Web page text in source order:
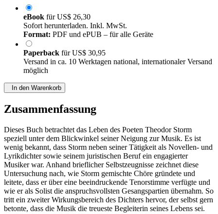
eBook fürUS$ 26,30
Sofort herunterladen. Inkl. MwSt.
Format: PDF und ePUB – für alle Geräte
Paperback fürUS$ 30,95
Versand in ca. 10 Werktagen national, internationaler Versand
möglich
In den Warenkorb
Zusammenfassung
Dieses Buch betrachtet das Leben des Poeten Theodor Storm
speziell unter dem Blickwinkel seiner Neigung zur Musik. Es ist
wenig bekannt, dass Storm neben seiner Tätigkeit als Novellen- und
Lyrikdichter sowie seinem juristischen Beruf ein engagierter
Musiker war. Anhand brieflicher Selbstzeugnisse zeichnet diese
Untersuchung nach, wie Storm gemischte Chöre gründete und
leitete, dass er über eine beeindruckende Tenorstimme verfügte und
wie er als Solist die anspruchsvollsten Gesangspartien übernahm. So
tritt ein zweiter Wirkungsbereich des Dichters hervor, der selbst gern
betonte, dass die Musik die treueste Begleiterin seines Lebens sei.